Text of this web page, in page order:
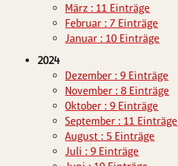
März : 11 Einträge
Februar : 7 Einträge
Januar : 10 Einträge
2024
Dezember : 9 Einträge
November : 8 Einträge
Oktober : 9 Einträge
September : 11 Einträge
August : 5 Einträge
Juli : 9 Einträge